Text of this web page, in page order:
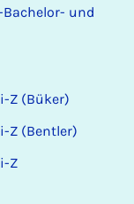
und
Z (Büker)
Z (Bentler)
Z